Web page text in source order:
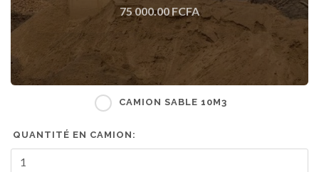
75 000.00 FCFA
CAMION SABLE 10M3
QUANTITÉ EN CAMION: